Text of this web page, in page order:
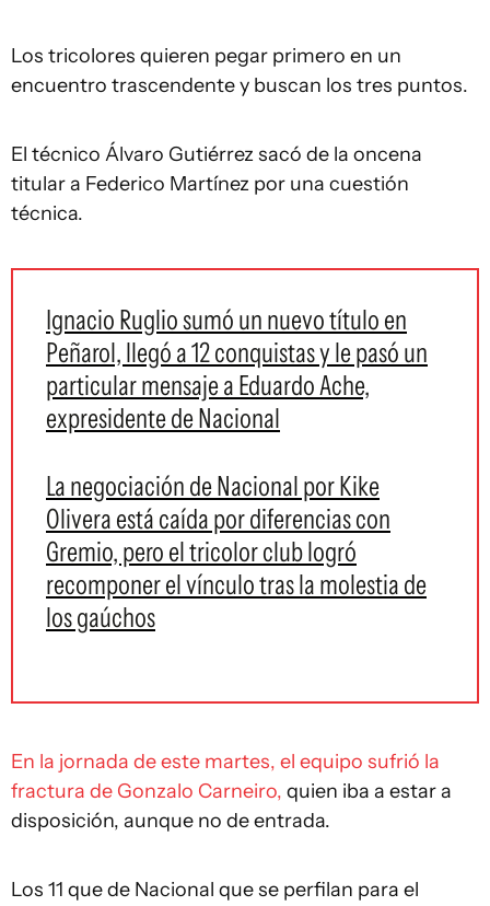
Los tricolores quieren pegar primero en un
encuentro trascendente y buscan los tres puntos.
El técnico Álvaro Gutiérrez sacó de la oncena
titular a Federico Martínez por una cuestión
técnica.
Ignacio Ruglio sumó un nuevo título en
Peñarol, llegó a 12 conquistas y le pasó un
particular mensaje a Eduardo Ache,
expresidente de Nacional
La negociación de Nacional por Kike
Olivera está caída por diferencias con
Gremio, pero el tricolor club logró
recomponer el vínculo tras la molestia de
los gaúchos
En la jornada de este martes, el equipo sufrió la
fractura de Gonzalo Carneiro, quien iba a estar a
disposición, aunque no de entrada.
Los 11 que de Nacional que se perfilan para el